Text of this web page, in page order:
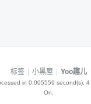
标签 | 小黑屋 | Yoo趣儿
in 0.005559 second(s),
On.